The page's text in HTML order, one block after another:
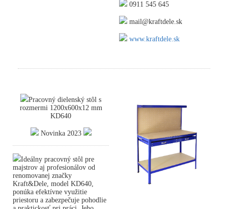
0911 545 645
mail@kraftdele.sk
www.kraftdele.sk
Pracovný dielenský stôl s
rozmermi 1200x600x12 mm
KD640
Novinka 2023
Ideálny pracovný stôl pre
majstrov aj profesionálov od
renomovanej značky
Kraft&Dele, model KD640,
ponúka efektívne využitie
priestoru a zabezpečuje pohodlie